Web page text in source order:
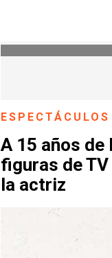
ESPECTÁCULOS
A 15 años de
figuras de
la actriz